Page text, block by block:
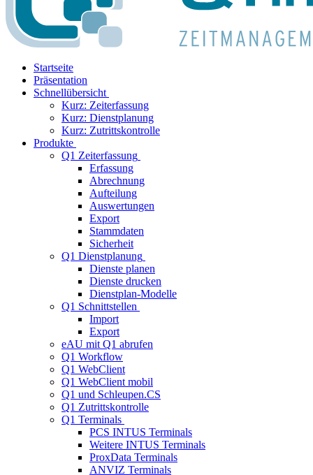
Startseite
Präsentation
Schnellübersicht
Kurz: Zeiterfassung
Kurz: Dienstplanung
Kurz: Zutrittskontrolle
Produkte
Q1 Zeiterfassung
Erfassung
Abrechnung
Aufteilung
Auswertungen
Export
Stammdaten
Sicherheit
Q1 Dienstplanung
Dienste planen
Dienste drucken
Dienstplan-Modelle
Q1 Schnittstellen
Import
Export
eAU mit Q1 abrufen
Q1 Workflow
Q1 WebClient
Q1 WebClient mobil
Q1 und Schleupen.CS
Q1 Zutrittskontrolle
Q1 Terminals
PCS INTUS Terminals
Weitere INTUS Terminals
ProxData Terminals
ANVIZ Terminals